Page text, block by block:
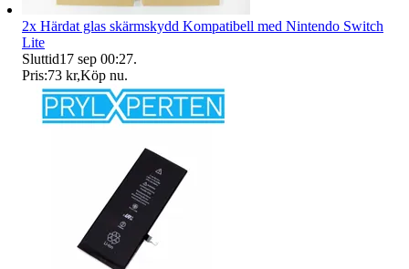
2x Härdat glas skärmskydd Kompatibell med Nintendo Switch
Lite
Sluttid17 sep 00:27.
Pris:73 kr,Köp nu.